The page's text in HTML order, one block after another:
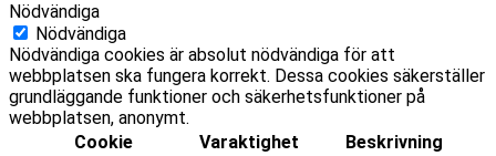
Nödvändiga
Nödvändiga
Nödvändiga cookies är absolut nödvändiga för att
webbplatsen ska fungera korrekt. Dessa cookies säkerställer
grundläggande funktioner och säkerhetsfunktioner på
webbplatsen, anonymt.
Cookie
Varaktighet Beskrivning